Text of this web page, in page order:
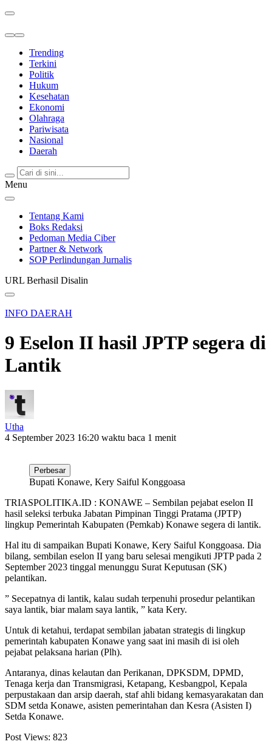
Trending
Terkini
Politik
Hukum
Kesehatan
Ekonomi
Olahraga
Pariwisata
Nasional
Daerah
Menu
Tentang Kami
Boks Redaksi
Pedoman Media Ciber
Partner & Network
SOP Perlindungan Jurnalis
URL Berhasil Disalin
INFO DAERAH
9 Eselon II hasil JPTP segera di
Lantik
Utha
4 September 2023 16:20 waktu baca 1 menit
Perbesar
Bupati Konawe, Kery Saiful Konggoasa
TRIASPOLITIKA.ID : KONAWE – Sembilan pejabat eselon II
hasil seleksi terbuka Jabatan Pimpinan Tinggi Pratama (JPTP)
lingkup Pemerintah Kabupaten (Pemkab) Konawe segera di lantik.
Hal itu di sampaikan Bupati Konawe, Kery Saiful Konggoasa. Dia
bilang, sembilan eselon II yang baru selesai mengikuti JPTP pada 2
September 2023 tinggal menunggu Surat Keputusan (SK)
pelantikan.
” Secepatnya di lantik, kalau sudah terpenuhi prosedur pelantikan
saya lantik, biar malam saya lantik, ” kata Kery.
Untuk di ketahui, terdapat sembilan jabatan strategis di lingkup
pemerintah kabupaten Konawe yang saat ini masih di isi oleh
pejabat pelaksana harian (Plh).
Antaranya, dinas kelautan dan Perikanan, DPKSDM, DPMD,
Tenaga kerja dan Transmigrasi, Ketapang, Kesbangpol, Kepala
perpustakaan dan arsip daerah, staf ahli bidang kemasyarakatan dan
SDM setda Konawe, asisten pemerintahan dan Kesra (Asisten I)
Setda Konawe.
Post Views: 823